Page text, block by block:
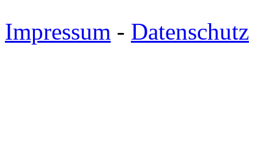
Impressum - Datenschutz